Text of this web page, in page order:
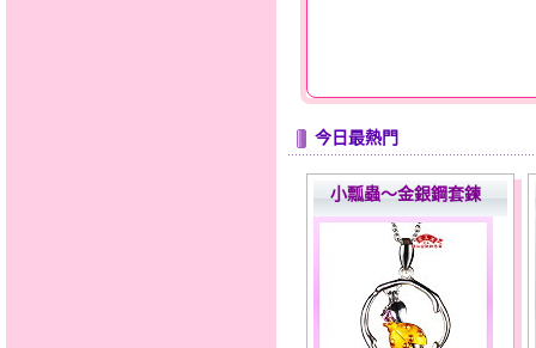
今日最熱門
小瓢蟲～金銀鋼套鍊